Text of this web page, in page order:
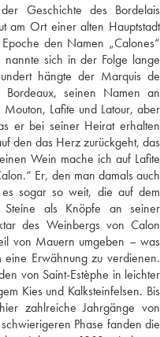
Geschichte des Bordelais
am Ort einer alten Hauptstadt
den Namen „Calones“
sich in der Folge lange
hängte der Marquis de
Bordeaux, seinen Namen an
Lafite und Latour, aber
er bei seiner Heirat erhalten
den das Herz zurückgeht, das
Wein mache ich auf Lafite
Er, den man damals auch
sogar so weit, die auf dem
Steine als Knöpfe an seiner
des Weinbergs von Calon
von Mauern umgeben – was
eine Erwähnung zu verdienen.
von Saint-Estèphe in leichter
Kies und Kalksteinfelsen. Bis
zahlreiche Jahrgänge von
Phase fanden die